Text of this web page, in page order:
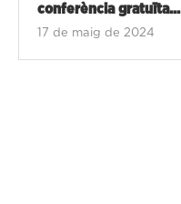
conferència gratuïta...
17 de maig de 2024